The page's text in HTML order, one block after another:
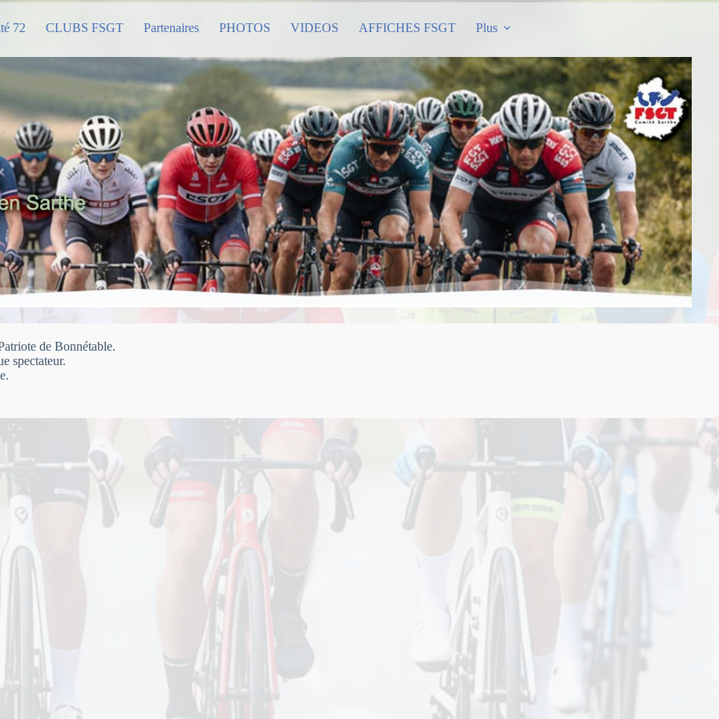
72 CLUBS FSGT Partenaires PHOTOS VIDEOS AFFICHES FSGT Plus
de Bonnétable.
spectateur.